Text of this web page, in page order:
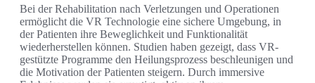
Bei der Rehabilitation nach Verletzungen und Operationen
ermöglicht die VR Technologie eine sichere Umgebung, in
der Patienten ihre Beweglichkeit und Funktionalität
wiederherstellen können. Studien haben gezeigt, dass VR-
gestützte Programme den Heilungsprozess beschleunigen und
die Motivation der Patienten steigern. Durch immersive